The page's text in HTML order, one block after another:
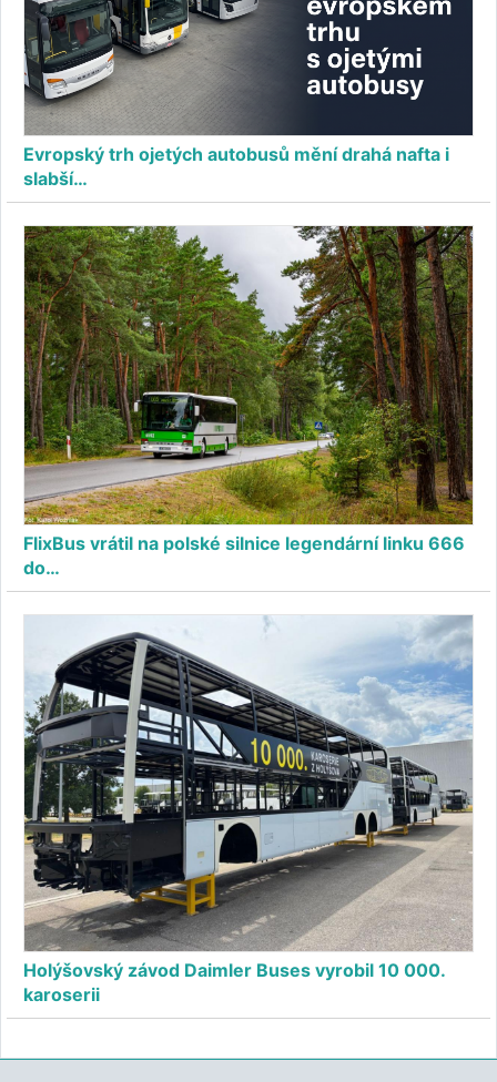
Evropský trh ojetých autobusů mění drahá nafta i
slabší…
FlixBus vrátil na polské silnice legendární linku 666
do…
Holýšovský závod Daimler Buses vyrobil 10 000.
karoserii